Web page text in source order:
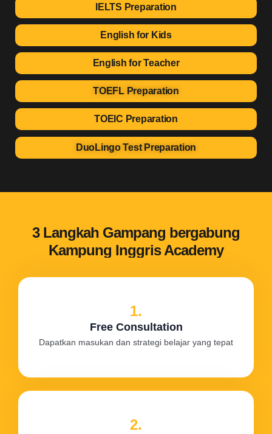
IELTS Preparation
English for Kids
English for Teacher
TOEFL Preparation
TOEIC Preparation
DuoLingo Test Preparation
3 Langkah Gampang bergabung
Kampung Inggris Academy
1.
Free Consultation
Dapatkan masukan dan strategi belajar yang tepat
2.